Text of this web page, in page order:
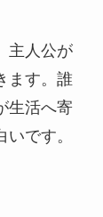
主人公が
ます。誰
生活へ寄
です。